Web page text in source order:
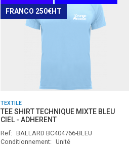
FRANCO 250€HT
TEXTILE
TEE SHIRT TECHNIQUE MIXTE BLEU
CIEL - ADHERENT
Ref:
BALLARD BC404766-BLEU
Conditionnement:
Unité